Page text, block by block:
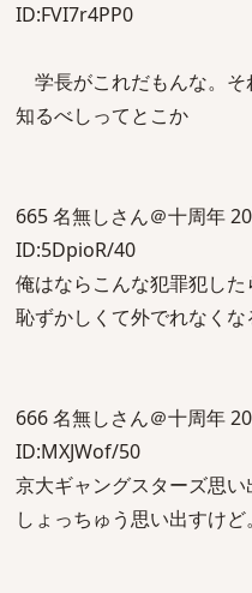
ID:FVI7r4PP0
学長がこれだもんな。そ
知るべしってとこか
665 名無しさん＠十周年
ID:5DpioR/40
俺はならこんな犯罪犯した
恥ずかしくて外でれなくな
666 名無しさん＠十周年
ID:MXJWof/50
京大ギャングスターズ思
しょっちゅう思い出すけど。